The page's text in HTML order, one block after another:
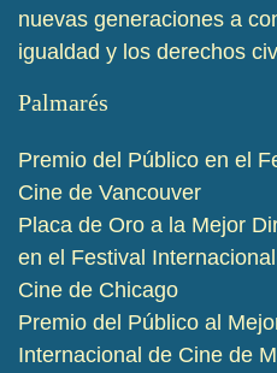
nuevas generaciones a
igualdad y los derechos
Palmarés
Premio del Público en el
Cine de Vancouver
Placa de Oro a la Mejor
en el Festival
Cine de Chicago
Premio del Público al
Internacional de Cine de